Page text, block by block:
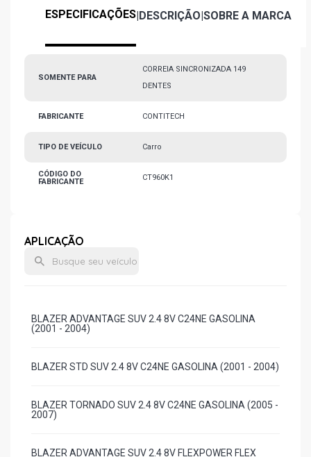
ESPECIFICAÇÕES|DESCRIÇÃO|SOBRE A MARCA
SOMENTE PARA
CORREIA SINCRONIZADA 149
DENTES
FABRICANTE CONTITECH
TIPO DE VEÍCULO Carro
CÓDIGO DO
FABRICANTE
CT960K1
APLICAÇÃO
BLAZER ADVANTAGE SUV 2.4 8V C24NE GASOLINA
(2001 - 2004)
BLAZER STD SUV 2.4 8V C24NE GASOLINA (2001 - 2004)
BLAZER TORNADO SUV 2.4 8V C24NE GASOLINA (2005 -
2007)
BLAZER ADVANTAGE SUV 2.4 8V FLEXPOWER FLEX